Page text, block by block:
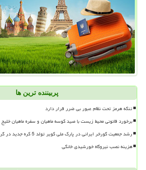
پربیننده ترین ها
تنگه هرمز تحت نظام عبور بی ضرر قرار دارد
برخورد قانونی محیط زیست با صید کوسه ماهیان و سفره ماهیان
رشد جمعیت گورخر ایرانی در پارک ملی کویر تولد 5 کره جدید در گرمسار
هزینه نصب نیروگاه خورشیدی خانگی